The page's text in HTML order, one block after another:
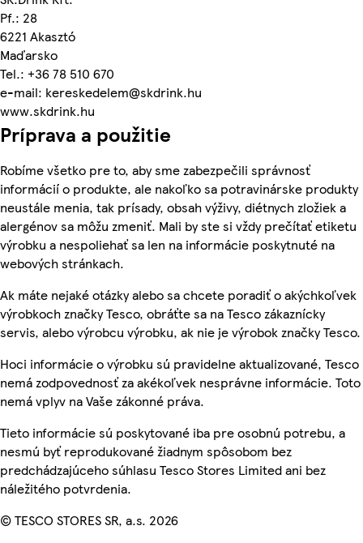
Pf.: 28
6221 Akasztó
Maďarsko
Tel.: +36 78 510 670
e-mail: kereskedelem@skdrink.hu
www.skdrink.hu
Príprava a použitie
Robíme všetko pre to, aby sme zabezpečili správnosť
informácií o produkte, ale nakoľko sa potravinárske produkty
neustále menia, tak prísady, obsah výživy, diétnych zložiek a
alergénov sa môžu zmeniť. Mali by ste si vždy prečítať etiketu
výrobku a nespoliehať sa len na informácie poskytnuté na
webových stránkach.
Ak máte nejaké otázky alebo sa chcete poradiť o akýchkoľvek
výrobkoch značky Tesco, obráťte sa na Tesco zákaznícky
servis, alebo výrobcu výrobku, ak nie je výrobok značky Tesco.
Hoci informácie o výrobku sú pravidelne aktualizované, Tesco
nemá zodpovednosť za akékoľvek nesprávne informácie. Toto
nemá vplyv na Vaše zákonné práva.
Tieto informácie sú poskytované iba pre osobnú potrebu, a
nesmú byť reprodukované žiadnym spôsobom bez
predchádzajúceho súhlasu Tesco Stores Limited ani bez
náležitého potvrdenia.
© TESCO STORES SR, a.s. 2026